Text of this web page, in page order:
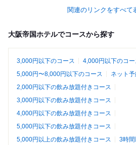
関連のリンクをすべて
大阪帝国ホテルでコースから探す
3,000円以下のコース
4,000円以下のコー
5,000円〜8,000円以下のコース
ネット
2,000円以下の飲み放題付きコース
3,000円以下の飲み放題付きコース
4,000円以下の飲み放題付きコース
5,000円以下の飲み放題付きコース
5,000円以上の飲み放題付きコース
3時